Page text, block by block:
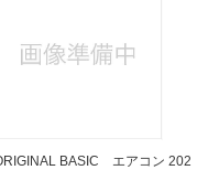
BASIC エアコン 202